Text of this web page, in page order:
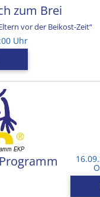
zum Brei
vor der Beikost-Zeit“
Uhr